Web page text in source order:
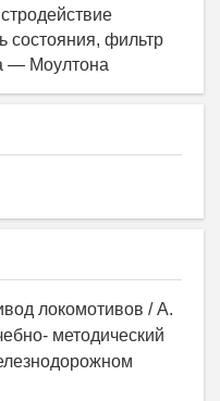
состояния, фильтр
— Моултона
локомотивов / А.
методический